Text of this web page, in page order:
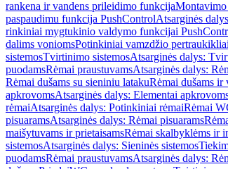
rankena ir vandens prileidimo funkcija
paspaudimu funkcija PushControlAtsarginės
rinkiniai mygtukinio valdymo funkcijai
dalims voniomsPotinkiniai vamzdžio pertraukikliai
sistemosTvirtinimo sistemosAtsarginės dalys:
puodamsRėmai praustuvamsAtsarginės dalys:
Rėmai dušams su sieniniu latakuRėmai dušams ir
apkrovomsAtsarginės dalys: Elementai
rėmaiAtsarginės dalys: Potinkiniai rėmaiRėmai
pisuaramsAtsarginės dalys: Rėmai pisuarams
maišytuvams ir prietaisamsRėmai skalbyklėms ir
sistemosAtsarginės dalys: Sieninės sistemos
puodamsRėmai praustuvamsAtsarginės dalys: